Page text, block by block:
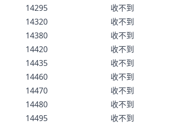
14295 收不到 可听
14320 收不到 可听
14380 收不到 可听
14420 收不到 可听
14435 收不到 可听
14460 收不到 可听
14470 收不到 电台声
14480 收不到 电台声
14495 收不到 可听